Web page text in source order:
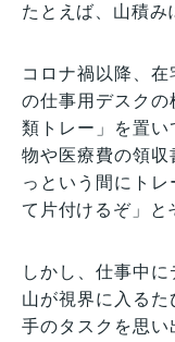
たとえば、山積み
コロナ禍以降、
の仕事用デスク
類トレー」を置
物や医療費の領
っという間にト
て片付けるぞ」と
しかし、仕事中
山が視界に入る
手のタスクを思